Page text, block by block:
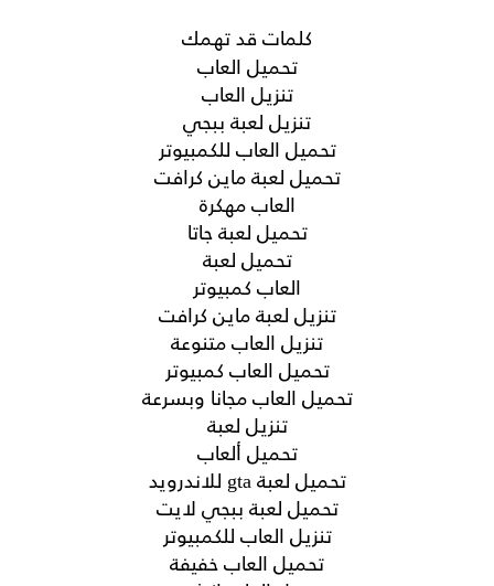
كلمات قد تهمك
تحميل العاب
تنزيل العاب
تنزيل لعبة ببجي
تحميل العاب للكمبيوتر
تحميل لعبة ماين كرافت
العاب مهكرة
تحميل لعبة جاتا
تحميل لعبة
العاب كمبيوتر
تنزيل لعبة ماين كرافت
تنزيل العاب متنوعة
تحميل العاب كمبيوتر
تحميل العاب مجانا وبسرعة
تنزيل لعبة
تحميل ألعاب
تحميل لعبة gta للاندرويد
تحميل لعبة ببجي لايت
تنزيل العاب للكمبيوتر
تحميل العاب خفيفة